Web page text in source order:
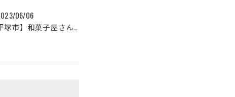
06/06
【平塚市】和菓子屋さんを外壁塗装しました